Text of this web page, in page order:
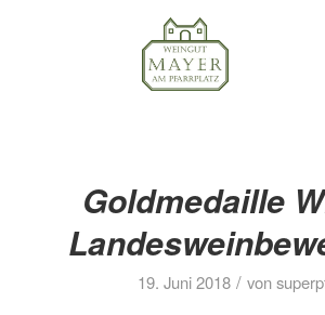
Goldmedaille
19. Juni 2018 / von